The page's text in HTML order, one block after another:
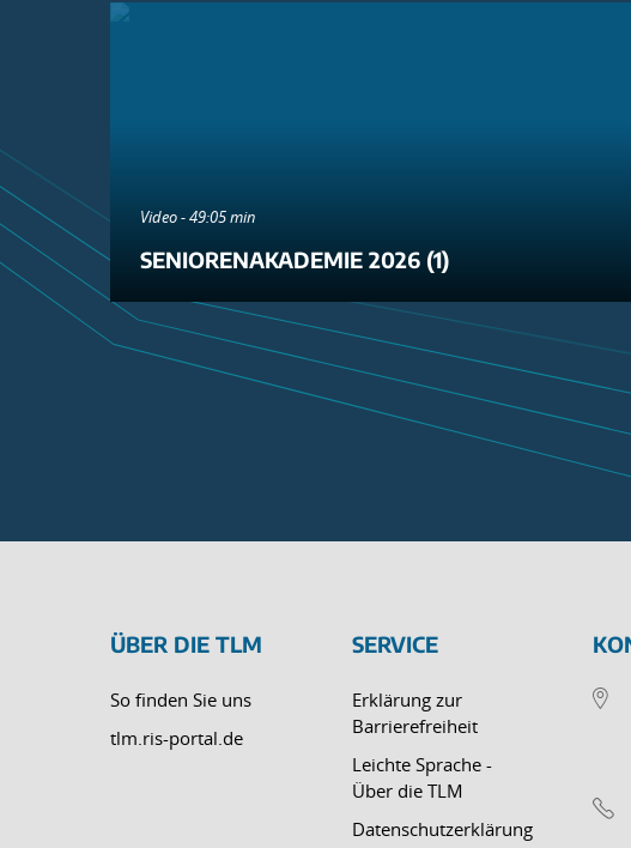
Video - 49:05 min
SENIORENAKADEMIE 2026 (1)
ÜBER DIE TLM
So finden Sie uns
tlm.ris-portal.de
SERVICE
Erklärung zur
Barrierefreiheit
Leichte Sprache -
Über die TLM
Datenschutzerklärung